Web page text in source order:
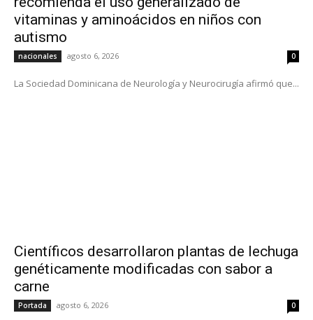
vitaminas y aminoácidos en niños con
autismo
nacionales agosto 6, 2026 0
La Sociedad Dominicana de Neurología y Neurocirugía afirmó que...
Científicos desarrollaron plantas de lechuga
genéticamente modificadas con sabor a
carne
Portada agosto 6, 2026 0